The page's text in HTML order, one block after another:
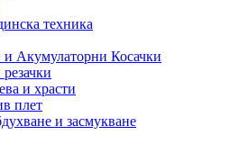
техника
и Акумулаторни Косачки
и храсти
плет
и засмукване